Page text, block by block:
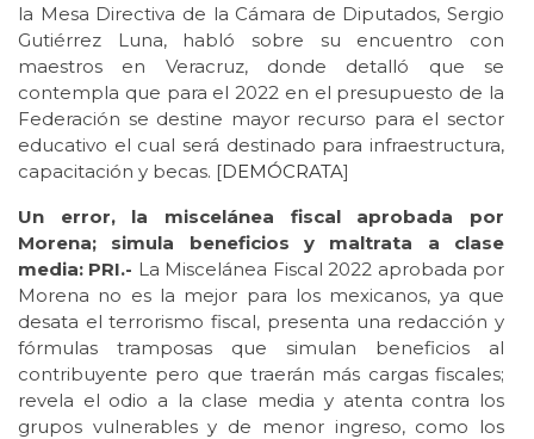
la Mesa Directiva de la Cámara de Diputados, Sergio
Gutiérrez Luna, habló sobre su encuentro con
maestros en Veracruz, donde detalló que se
contempla que para el 2022 en el presupuesto de la
Federación se destine mayor recurso para el sector
educativo el cual será destinado para infraestructura,
capacitación y becas. [DEMÓCRATA]
Un error, la miscelánea fiscal aprobada por
Morena; simula beneficios y maltrata a clase
media: PRI.- La Miscelánea Fiscal 2022 aprobada por
Morena no es la mejor para los mexicanos, ya que
desata el terrorismo fiscal, presenta una redacción y
fórmulas tramposas que simulan beneficios al
contribuyente pero que traerán más cargas fiscales;
revela el odio a la clase media y atenta contra los
grupos vulnerables y de menor ingreso, como los